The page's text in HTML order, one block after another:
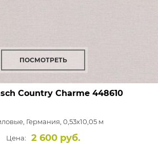
ПОСМОТРЕТЬ
Country Charme448610
Германия, 0,53x10,05 м
Цена:
2 600 руб.